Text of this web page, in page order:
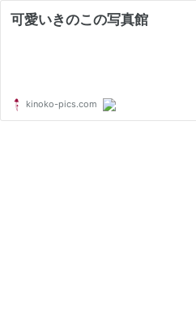
可愛いきのこの写真館
kinoko-pics.com